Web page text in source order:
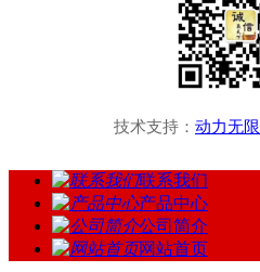
技术支持： 动力无限
联系我们
产品中心
公司简介
网站首页